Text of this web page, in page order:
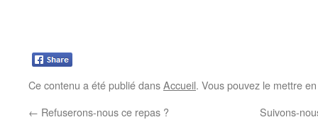
Ce contenu a été publié dansAccueil. Vous pouvez le mettre
← Refuserons-nous ce repas ? Suivons-